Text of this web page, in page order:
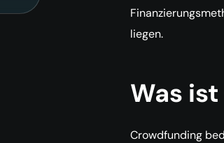
liegen.
Was
Crowdfunding